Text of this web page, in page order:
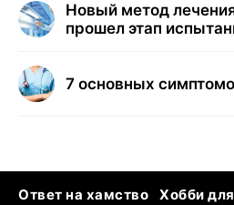
Новый метод
прошел этап
7 основных
Ответ на хамство
Хобби